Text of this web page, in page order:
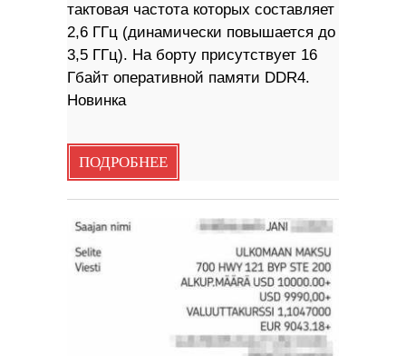
тактовая частота которых составляет
2,6 ГГц (динамически повышается до
3,5 ГГц). На борту присутствует 16
Гбайт оперативной памяти DDR4.
Новинка
ПОДРОБНЕЕ